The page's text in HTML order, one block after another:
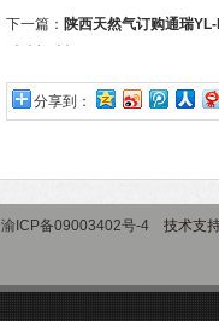
下一篇： 陕西天然气订购通瑞
分享到：
渝ICP备09003402号-4 技术支